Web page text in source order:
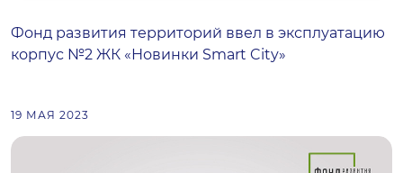
Фонд развития территорий ввел в эксплуатацию
корпус №2 ЖК «Новинки Smart City»
19 МАЯ 2023